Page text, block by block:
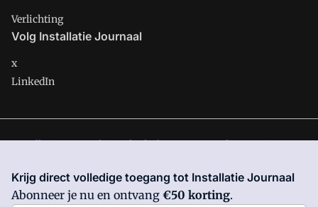
Verlichting
Volg Installatie Journaal
x
LinkedIn
Installatie Journaal is onderdeel van VMN media. Lees inons
site zijn de volgende regelingen van toepassing:Algemene
VoorwaardenenPrivacy en Cookie beleid|Privacy instellingen
Krijg direct volledige toegang tot Installatie Journaal
Abonneer je nu en ontvang €50 korting.